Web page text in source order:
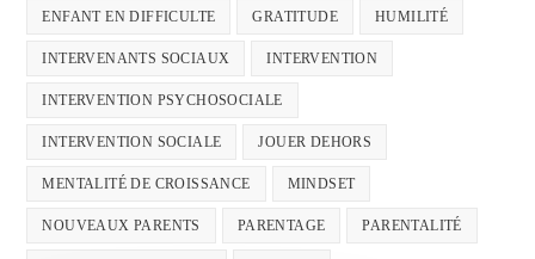
ENFANT EN DIFFICULTE GRATITUDE HUMILITÉ
INTERVENANTS SOCIAUX INTERVENTION
INTERVENTION PSYCHOSOCIALE
INTERVENTION SOCIALE JOUER DEHORS
MENTALITÉ DE CROISSANCE MINDSET
NOUVEAUX PARENTS PARENTAGE PARENTALITÉ